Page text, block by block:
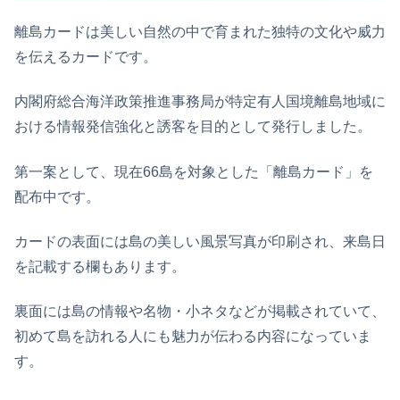
離島カードは美しい自然の中で育まれた独特の文化や威力
を伝えるカードです。
内閣府総合海洋政策推進事務局が特定有人国境離島地域に
おける情報発信強化と誘客を目的として発行しました。
第一案として、現在66島を対象とした「離島カード」を
配布中です。
カードの表面には島の美しい風景写真が印刷され、来島日
を記載する欄もあります。
裏面には島の情報や名物・小ネタなどが掲載されていて、
初めて島を訪れる人にも魅力が伝わる内容になっていま
す。